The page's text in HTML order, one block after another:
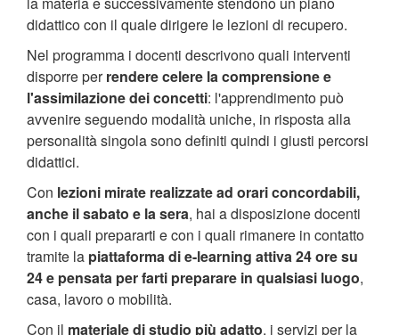
didattico con il quale dirigere le lezioni di recupero.
Nel programma i docenti descrivono quali interventi
disporre perrendere celere la comprensione e
l'assimilazione dei concetti: l'apprendimento può
avvenire seguendo modalità uniche, in risposta alla
personalità singola sono definiti quindi i giusti percorsi
didattici.
Con lezioni mirate realizzate ad orari concordabili,
anche il sabato e la sera, hai a disposizione docenti
con i quali prepararti e con i quali rimanere in contatto
tramite la piattaforma di e-learning attiva 24 ore su
24 e pensata per farti preparare in qualsiasi luogo,
casa, lavoro o mobilità.
Con il materiale di studio più adatto, i servizi per la